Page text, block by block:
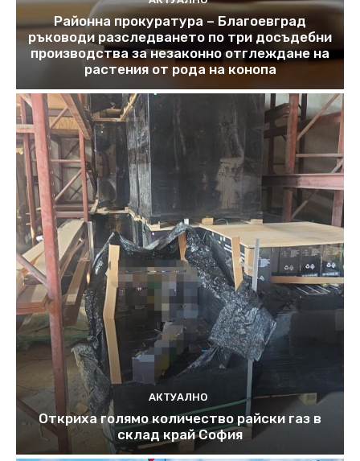
Районна прокуратура – Благоевград
ръководи разследването по три досъдебни
производства за незаконно отглеждане на
растения от рода на конопа
АКТУАЛНО
Откриха голямо количество райски газ в
склад край София